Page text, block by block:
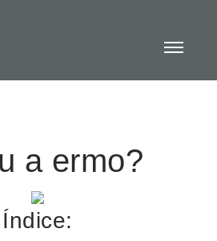
a ermo?
Índice: